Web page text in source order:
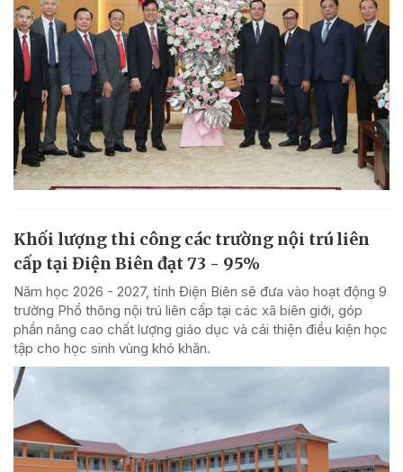
Khối lượng thi công các trường nội trú liên
cấp tại Điện Biên đạt 73 - 95%
Năm học 2026 - 2027, tỉnh Điện Biên sẽ đưa vào hoạt động 9
trường Phổ thông nội trú liên cấp tại các xã biên giới, góp
phần nâng cao chất lượng giáo dục và cải thiện điều kiện học
tập cho học sinh vùng khó khăn.